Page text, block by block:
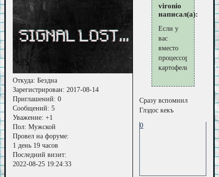
Откуда: Бездна
Зарегистрирован: 2017-08-14
Приглашений: 0
Сообщений: 5
Уважение: +1
Пол: Мужской
Провел на форуме:
1 день 19 часов
Последний визит:
2022-08-25 19:24:33
vironio
написал(а):
Если у
вас
вместо
процессора
картофелина,
Сразу вспомнил
Глэдос кекъ
0